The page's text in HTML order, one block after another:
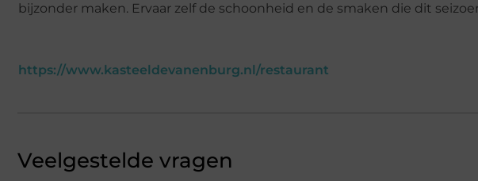
bijzonder maken. Ervaar zelf de schoonheid en de smaken die dit
https://www.kasteeldevanenburg.nl/restaurant
Veelgestelde vragen